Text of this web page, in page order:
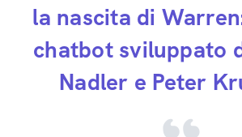
la nascita di
chatbot sviluppato
Nadler e Peter